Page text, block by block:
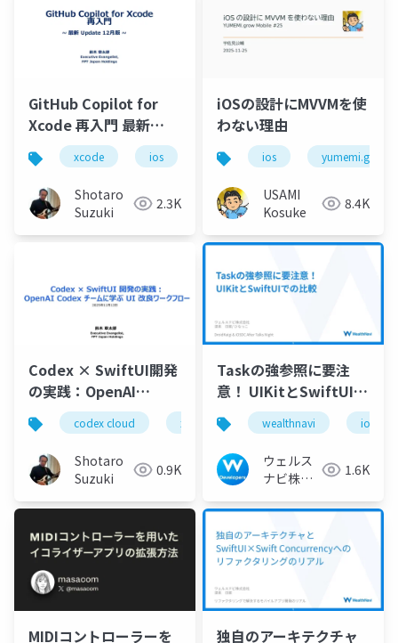
GitHub Copilot for
Xcode 再入門 最新
Update 12月版
xcode ios github copilot figma
Shotaro
Suzuki
2.3K
iOSの設計にMVVMを使
わない理由
ios yumemi.grow
USAMI
Kosuke
8.4K
Codex × SwiftUI開発
の実践：OpenAI
Codex チームに学ぶ UI
改良ワークフロー
codex cloud xcode swiftui openai
Shotaro
Suzuki
0.9K
Taskの強参照に要注
意！ UIKitとSwiftUIで
の比較wealthnavi ios
ウェルス
ナビ株式
広報チー
ム
1.6K
MIDIコントローラーを 独自のアーキテクチャ